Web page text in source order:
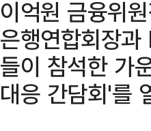
이억원 금융위
은행연합회장과
들이 참석한 가
대응 간담회'를